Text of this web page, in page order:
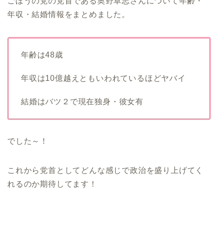
年収・結婚情報をまとめました。
年齢は48歳
年収は10億越えともいわれているほどヤバイ
結婚はバツ２で現在独身・彼女有
でした～！
これから党首としてどんな感じで政治を盛り上げてく
れるのか期待してます！